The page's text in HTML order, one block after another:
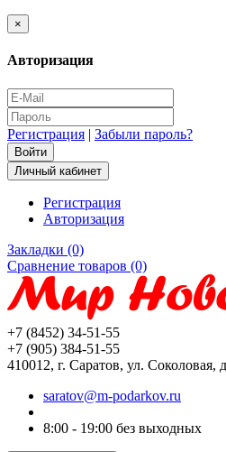
×
Авторизация
Регистрация | Забыли пароль?
Личный кабинет
Регистрация
Авторизация
Закладки (0)
Сравнение товаров (0)
+7 (8452) 34-51-55
+7 (905) 384-51-55
410012, г. Саратов, ул. Соколовая,
saratov@m-podarkov.ru
8:00 - 19:00 без выходных